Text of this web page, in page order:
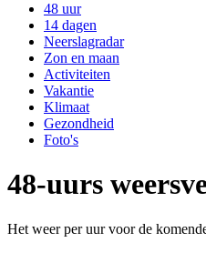
48 uur
14 dagen
Neerslagradar
Zon en maan
Activiteiten
Vakantie
Klimaat
Gezondheid
Foto's
48-uurs
Het weer per uur voor de